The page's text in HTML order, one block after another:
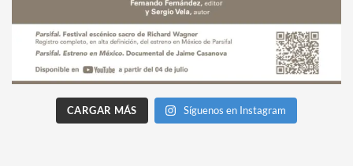
CARGAR MÁS Síguenos en Instagram